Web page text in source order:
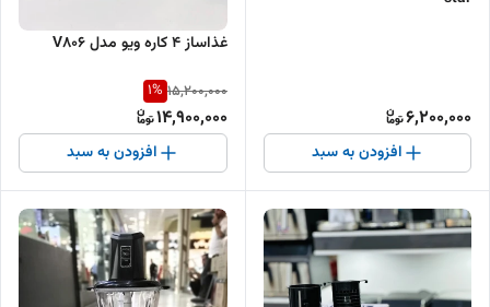
6,200,000
افزودن به سبد
غذاساز ۴ کاره ویو مدل V806
15,200,000
1%
14,900,000
افزودن به سبد